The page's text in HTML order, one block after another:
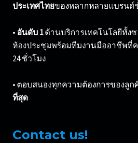
ประเทศไทยของหลากหลายแบรนด์
• อันดับ 1ด้านบริการเทคโนโลยีทั้ง
ห้องประชุมพร้อมทีมงานมืออาชีพที่
24 ชั่วโมง
• ตอบสนองทุกความต้องการของลูก
ที่สุด
Contact us!